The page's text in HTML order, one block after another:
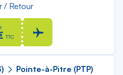
/ Retour
TTC
Pointe-à-Pitre (PTP)